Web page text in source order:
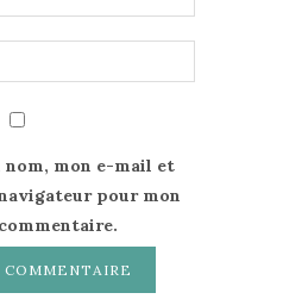
mon e-mail et
pour mon